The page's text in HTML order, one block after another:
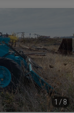
1 /8